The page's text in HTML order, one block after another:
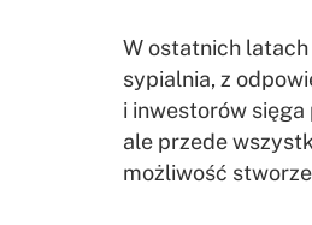
W ostatnich latach
sypialnia, z
i inwestorów sięga
ale przede
możliwość